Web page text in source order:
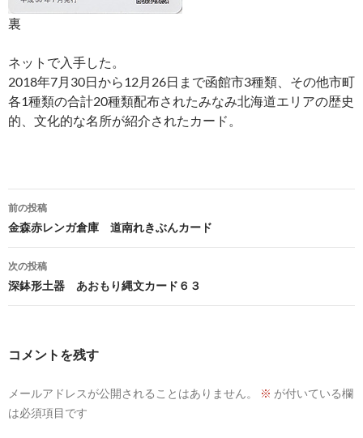
裏
ネットで入手した。
2018年7月30日から12月26日まで函館市3種類、その他市町
各1種類の合計20種類配布されたみなみ北海道エリアの歴史
的、文化的な名所が紹介されたカード。
投
稿
ナ
ビ
ゲ
ョ
前の投稿
金森赤レンガ倉庫 道南れきぶんカード
次の投稿
深鉢形土器 あおもり縄文カード６３
コメントを残す
メールアドレスが公開されることはありません。 ※ が付いている欄
は必須項目です